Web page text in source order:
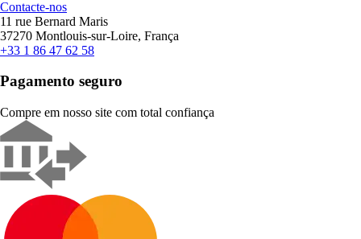
Contacte-nos
11 rue Bernard Maris
37270 Montlouis-sur-Loire, França
+33 1 86 47 62 58
Pagamento seguro
Compre em nosso site com total confiança